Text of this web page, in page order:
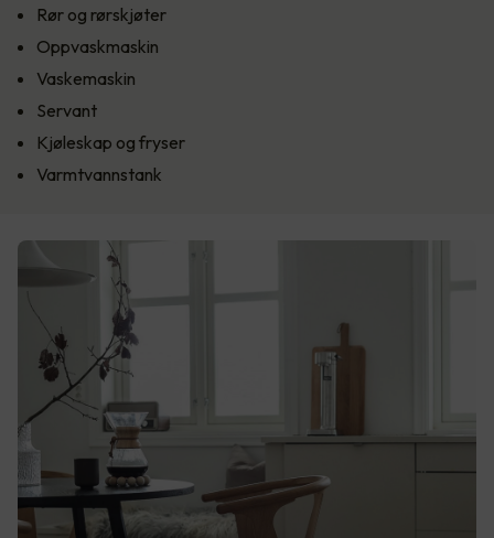
Rør og rørskjøter
Oppvaskmaskin
Vaskemaskin
Servant
Kjøleskap og fryser
Varmtvannstank